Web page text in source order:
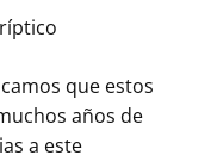
que estos
años de
a este